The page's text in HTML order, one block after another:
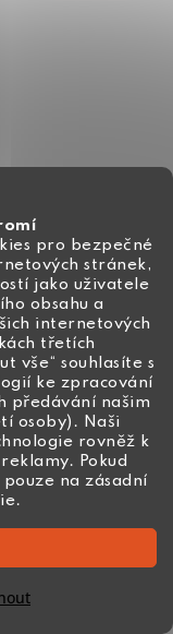
pro bezpečné
stránek,
jako uživatele
obsahu a
internetových
třetích
vše“ souhlasíte s
ke zpracování
předávání našim
osoby). Naši
rovněž k
Pokud
na zásadní
HF